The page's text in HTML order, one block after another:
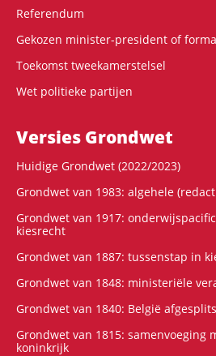
Referendum
Gekozen minister-president of
Toekomst tweekamerstelsel
Wet politieke partijen
Versies Grondwet
Huidige Grondwet (2022/2023)
Grondwet van 1983: algehele
Grondwet van 1917:
kiesrecht
Grondwet van 1887: tussenstap in
Grondwet van 1848: ministeriële
Grondwet van 1840: België
Grondwet van 1815: samenvoeging
koninkrijk